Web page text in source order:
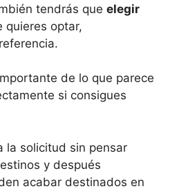
tendrás que elegir
quieres optar,
de lo que parece
si consigues
la solicitud sin pensar
y después
acabar destinados en